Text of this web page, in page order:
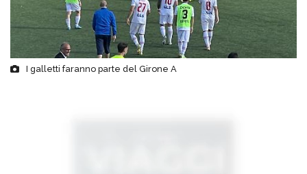
I galletti faranno parte del Girone A